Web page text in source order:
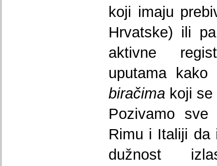
koji imaju
Hrvatske) ili
aktivne
uputama
biračima koji
Pozivamo sve
Rimu i Italiji da
dužnost